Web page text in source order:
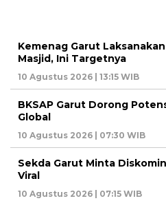
Kemenag Garut Laksanakan
Masjid, Ini Targetnya
10 Agustus 2026 | 13:15 WIB
BKSAP Garut Dorong
Global
10 Agustus 2026 | 07:30 WIB
Sekda Garut Minta
Viral
10 Agustus 2026 | 07:15 WIB